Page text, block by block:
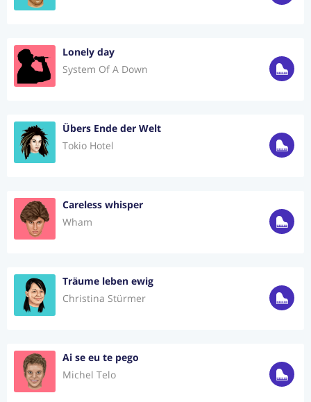
Lonely day
System Of A Down
Übers Ende der Welt
Tokio Hotel
Careless whisper
Wham
Träume leben ewig
Christina Stürmer
Ai se eu te pego
Michel Telo